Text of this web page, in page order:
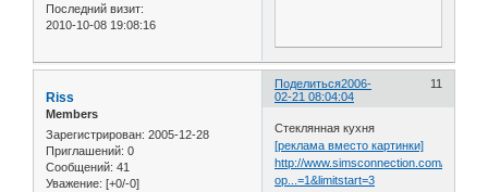
Последний визит:
2010-10-08 19:08:16
Поделиться 11
2006-
02-21 08:04:04
Riss
Members
Зарегистрирован: 2005-12-28
Приглашений: 0
Сообщений: 41
Уважение: [+0/-0]
Стеклянная кухня
[реклама вместо картинки]
http://www.simsconnection.com/
op...=1&limitstart=3